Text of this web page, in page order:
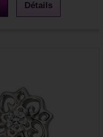
Détails